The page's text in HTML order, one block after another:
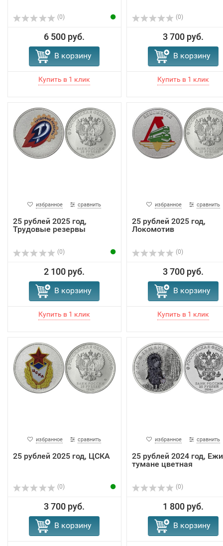
(0)
6 500 руб.
В корзину
(0)
3 700 руб.
В корзину
избранное сравнить
25 рублей 2025 год,
Трудовые резервы
(0)
2 100 руб.
В корзину
избранное сравнить
25 рублей 2025 год,
Локомотив
(0)
3 700 руб.
В корзину
избранное сравнить
25 рублей 2025 год, ЦСКА
(0)
3 700 руб.
В корзину
избранное сравнить
25 рублей 2024 год,
тумане цветная
(0)
1 800 руб.
В корзину